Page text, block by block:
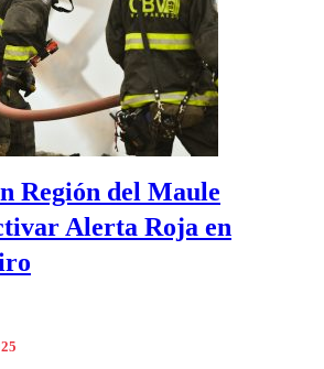
Región del Maule
Alerta Roja en